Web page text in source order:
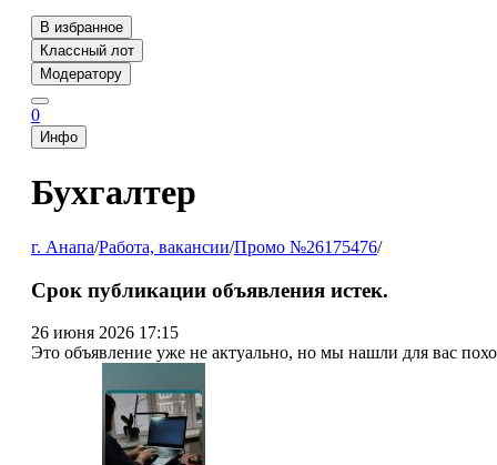
В избранное
Классный лот
Модератору
0
Инфо
Бухгалтер
г. Анапа/Работа, вакансии/Промо №26175476/
Срок публикации объявления истек.
26 июня 2026 17:15
Это объявление уже не актуально, но мы нашли для вас